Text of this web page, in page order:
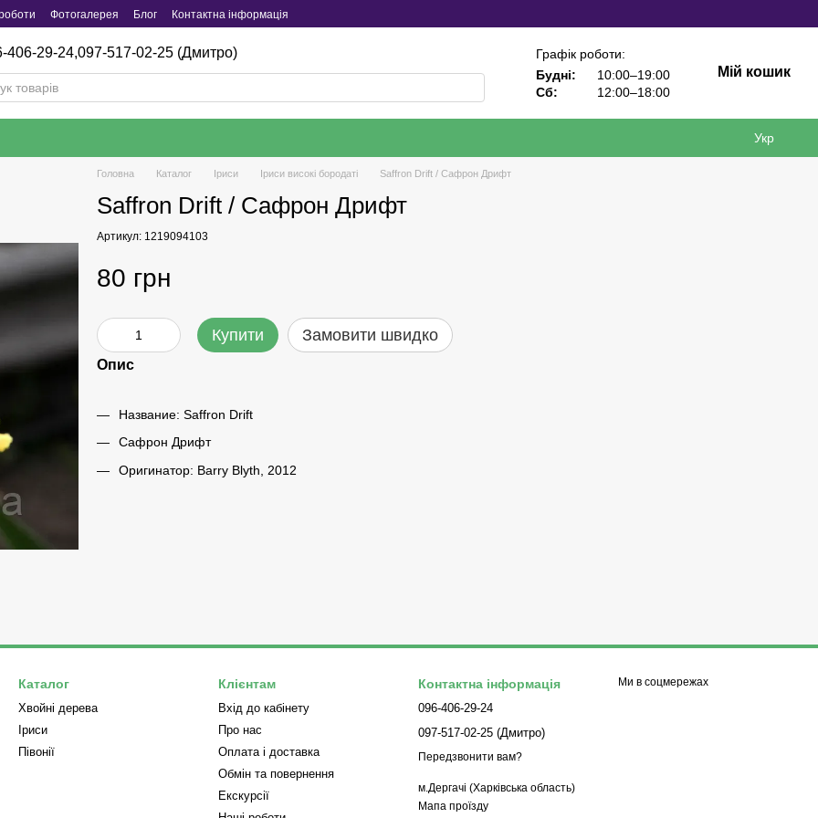
Фотогалерея Блог Контактна інформація
406-29-24,097-517-02-25 (Дмитро)
Графік роботи:
Будні:
10:00–19:00
Сб:
12:00–18:00
Мій кошик
Укр
Головна Каталог Iриси Іриси високі бородаті Saffron Drift / Сафрон Дрифт
Saffron Drift / Сафрон Дрифт
Артикул: 1219094103
80 грн
Купити Замовити швидко
Опис
Название: Saffron Drift
Сафрон Дрифт
Оригинатор: Barry Blyth, 2012
Каталог
Хвойні дерева
Iриси
Півонії
Клієнтам
Вхід до кабінету
Про нас
Оплата і доставка
Обмін та повернення
Екскурсії
Контактна інформація
096-406-29-24
097-517-02-25 (Дмитро)
Передзвонити вам?
м.Дергачі (Харківська область)
Мапа проїзду
Ми в соцмережах